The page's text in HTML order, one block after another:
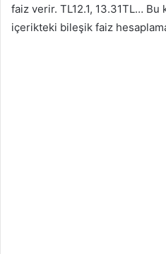
faiz verir. TL12.1, 13.31TL… Bu
içerikteki bileşik faiz